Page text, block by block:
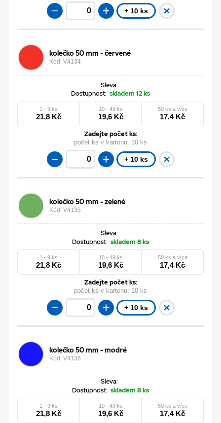
+ 10 ks
kolečko 50 mm - červené
Kód: V4134
Sleva:
Dostupnost: skladem 12 ks
1 - 9 ks
21,8 Kč
10 - 49 ks
19,6 Kč
50 ks a více
17,4 Kč
Zadejte počet ks:
počet ks v kartonu: 10 ks
+ 10 ks
kolečko 50 mm - zelené
Kód: V4135
Sleva:
Dostupnost: skladem 8 ks
1 - 9 ks
21,8 Kč
10 - 49 ks
19,6 Kč
50 ks a více
17,4 Kč
Zadejte počet ks:
počet ks v kartonu: 10 ks
+ 10 ks
kolečko 50 mm - modré
Kód: V4136
Sleva:
Dostupnost: skladem 8 ks
1 - 9 ks
21,8 Kč
10 - 49 ks
19,6 Kč
50 ks a více
17,4 Kč